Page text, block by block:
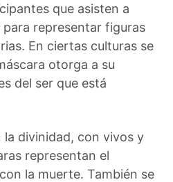
que asisten a
representar figuras
En ciertas culturas se
otorga a su
del ser que está
la divinidad, con vivos y
representan el
la muerte. También se